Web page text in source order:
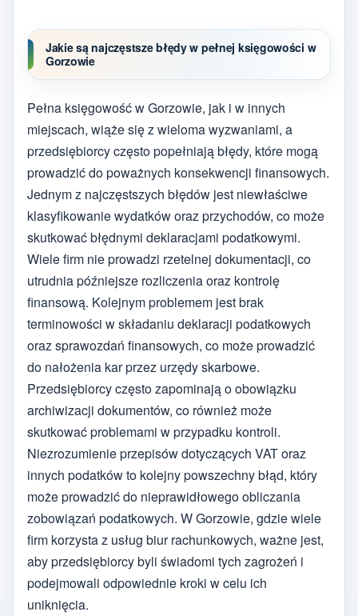
Jakie są najczęstsze błędy w pełnej księgowości w
Gorzowie
Pełna księgowość w Gorzowie, jak i w innych
miejscach, wiąże się z wieloma wyzwaniami, a
przedsiębiorcy często popełniają błędy, które mogą
prowadzić do poważnych konsekwencji finansowych.
Jednym z najczęstszych błędów jest niewłaściwe
klasyfikowanie wydatków oraz przychodów, co może
skutkować błędnymi deklaracjami podatkowymi.
Wiele firm nie prowadzi rzetelnej dokumentacji, co
utrudnia późniejsze rozliczenia oraz kontrolę
finansową. Kolejnym problemem jest brak
terminowości w składaniu deklaracji podatkowych
oraz sprawozdań finansowych, co może prowadzić
do nałożenia kar przez urzędy skarbowe.
Przedsiębiorcy często zapominają o obowiązku
archiwizacji dokumentów, co również może
skutkować problemami w przypadku kontroli.
Niezrozumienie przepisów dotyczących VAT oraz
innych podatków to kolejny powszechny błąd, który
może prowadzić do nieprawidłowego obliczania
zobowiązań podatkowych. W Gorzowie, gdzie wiele
firm korzysta z usług biur rachunkowych, ważne jest,
aby przedsiębiorcy byli świadomi tych zagrożeń i
podejmowali odpowiednie kroki w celu ich
uniknięcia.